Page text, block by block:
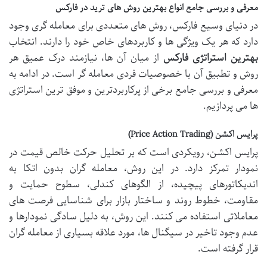
معرفی و بررسی جامع انواع بهترین روش های ترید در فارکس
در دنیای وسیع فارکس، روش های متعددی برای معامله گری وجود
دارد که هر یک ویژگی ها و کاربردهای خاص خود را دارند. انتخاب
بهترین استراتژی فارکس از میان آن ها، نیازمند درک عمیق هر
روش و تطبیق آن با خصوصیات فردی معامله گر است. در ادامه به
معرفی و بررسی جامع برخی از پرکاربردترین و موفق ترین استراتژی
ها می پردازیم.
پرایس اکشن (Price Action Trading)
پرایس اکشن، رویکردی است که بر تحلیل حرکت خالص قیمت در
نمودار تمرکز دارد. در این روش، معامله گران بدون اتکا به
اندیکاتورهای پیچیده، از الگوهای کندلی، سطوح حمایت و
مقاومت، خطوط روند و ساختار بازار برای شناسایی فرصت های
معاملاتی استفاده می کنند. این روش، به دلیل سادگی نمودارها و
عدم وجود تاخیر در سیگنال ها، مورد علاقه بسیاری از معامله گران
قرار گرفته است.